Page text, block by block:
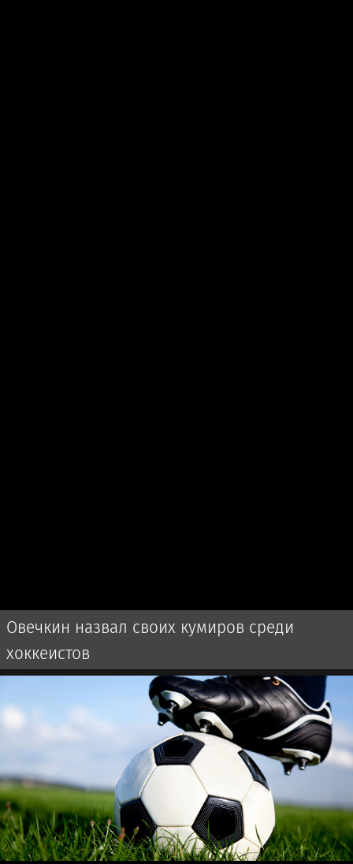
Овечкин назвал своих кумиров среди
хоккеистов